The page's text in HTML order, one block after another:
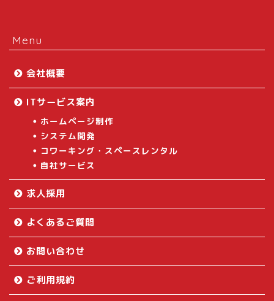
Menu
会社概要
ITサービス案内
ホームページ制作
システム開発
コワーキング・スペースレンタル
自社サービス
求人採用
よくあるご質問
お問い合わせ
ご利用規約